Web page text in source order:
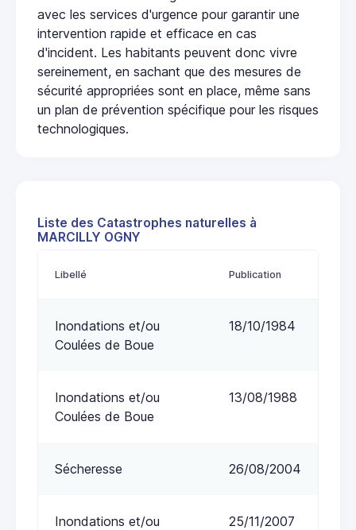
avec les services d'urgence pour garantir une
intervention rapide et efficace en cas
d'incident. Les habitants peuvent donc vivre
sereinement, en sachant que des mesures de
sécurité appropriées sont en place, même sans
un plan de prévention spécifique pour les risques
technologiques.
Liste des Catastrophes naturelles à
MARCILLY OGNY
Libellé Publication
Inondations et/ou
Coulées de Boue
18/10/1984
Inondations et/ou
Coulées de Boue
13/08/1988
Sécheresse 26/08/2004
Inondations et/ou
25/11/2007